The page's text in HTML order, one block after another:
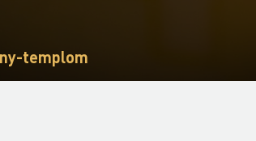
templom